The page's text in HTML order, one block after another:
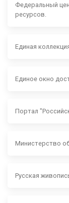
Федеральный
ресурсов.
Единая
Единое окно
Портал
Министерство
Русская